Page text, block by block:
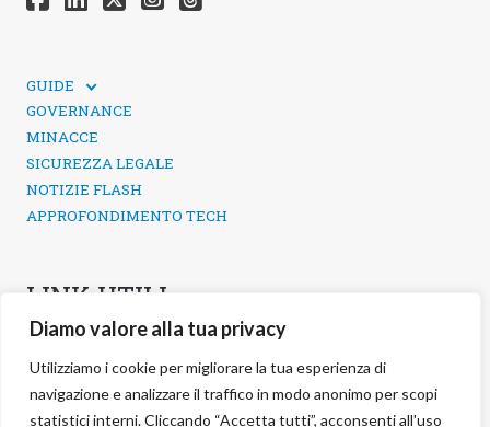
Diamo valore alla tua privacy
Utilizziamo i cookie per migliorare la tua esperienza di
navigazione e analizzare il traffico in modo anonimo per scopi
statistici interni. Cliccando “Accetta tutti”, acconsenti all'uso
GUIDE
SICUREZZA DEI SOCIAL MEDIA
GOVERNANCE
MINACCE
SICUREZZA LEGALE
NOTIZIE FLASH
APPROFONDIMENTO TECH
LINK UTILI
CONTATTI
INFORMATIVA SULLA PRIVACY
POLITICA DEI COOKIE
GESTIONE COOKIE